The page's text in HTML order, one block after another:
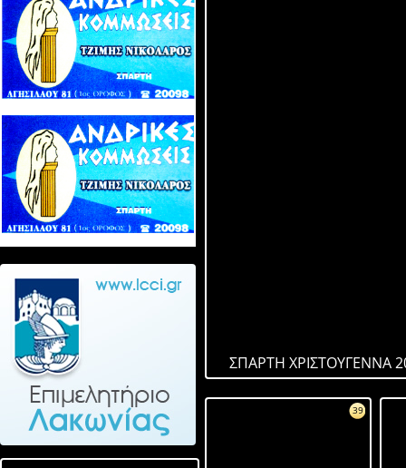
ΣΠΑΡΤΗ ΧΡΙΣΤΟΥΓΕΝΝΑ
39